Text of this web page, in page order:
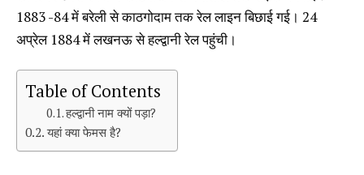
1883 -84 में बरेली से काठगोदाम तक रेल लाइन बिछाई गई। 24
अप्रेल 1884 में लखनऊ से हल्द्वानी रेल पहुंची।
Table of Contents
हल्द्वानी नाम क्यों पड़ा?
यहां क्या फेमस है?